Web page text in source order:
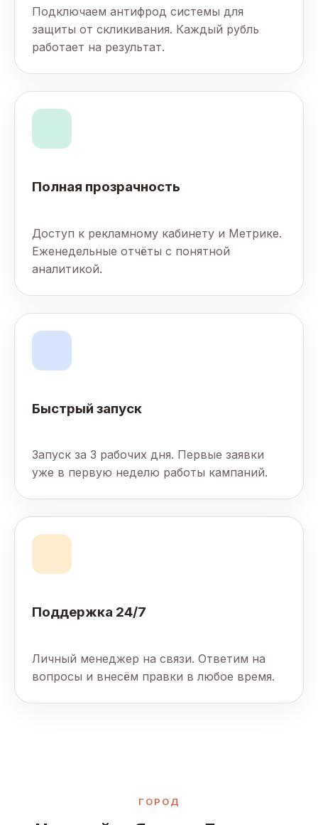
Подключаем антифрод системы для
защиты от скликивания. Каждый рубль
работает на результат.
Полная прозрачность
Доступ к рекламному кабинету и Метрике.
Еженедельные отчёты с понятной
аналитикой.
Быстрый запуск
Запуск за 3 рабочих дня. Первые заявки
уже в первую неделю работы кампаний.
Поддержка 24/7
Личный менеджер на связи. Ответим на
вопросы и внесём правки в любое время.
ГОРОД